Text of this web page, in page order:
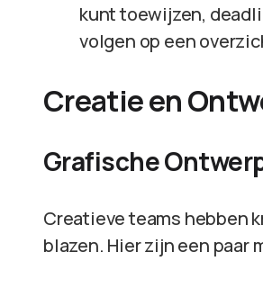
kunt toewijzen,
volgen op een
Creatie en
Grafische
Creatieve teams hebben
blazen. Hier zijn een paar